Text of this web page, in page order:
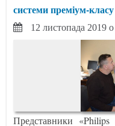
системи преміум-класу
12 листопада 2019
Представники